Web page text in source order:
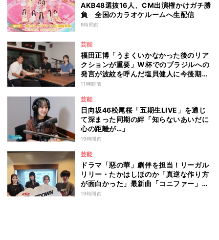
AKB48選抜16人、CM出演権かけガチ勝
負 全国のカラオケルームへ生配信
8時間前
芸能
福田正博「うまくいかなかった後のリア
クションが重要」W杯でのブラジルへの
発言が波紋を呼んだ塩貝健人に今後期待
することは？
11時間前
芸能
日向坂46松尾桜「五期生LIVE」を通じ
て深まった同期の絆「知らないあいだに
心の距離が…」
19時間前
芸能
ドラマ「惡の華」劇伴を担当！リーガル
リリー・たかはしほのか「真逆な作り方
が面白かった」最新曲「コニファー」制
作秘話も
19時間前